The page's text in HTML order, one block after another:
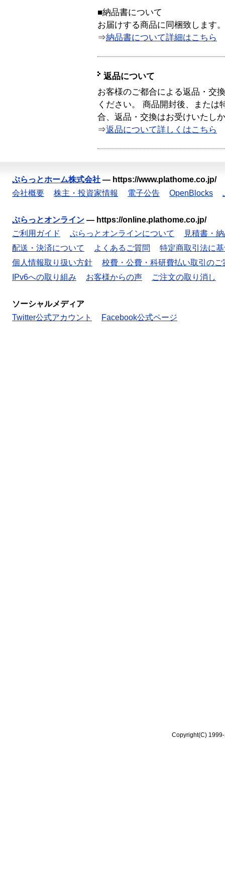
■納品書について
お届けする商品に同梱致します。
⇒納品書について詳細はこちら
返品について
お客様のご都合による返品・交
ください。 商品開封後、または
合、返品・交換はお受けいたし
⇒返品について詳しくはこちら
ぷらっとホーム株式会社 — https://www.plathome.co.jp/
会社概要
株主・投資家情報 電子公告 OpenBlocks
ぷらっとオンライン — https://online.plathome.co.jp/
ご利用ガイド
ぷらっとオンラインについて
見積書・
配送・決済について
よくあるご質問
特定商取引法に
個人情報取り扱い方針
校費・公費・科研費払い取引のご
IPv6への取り組み
お客様からの声 ご注文の取り消し
ソーシャルメディア
Twitter公式アカウント
Facebook公式ページ
Copyright(C)